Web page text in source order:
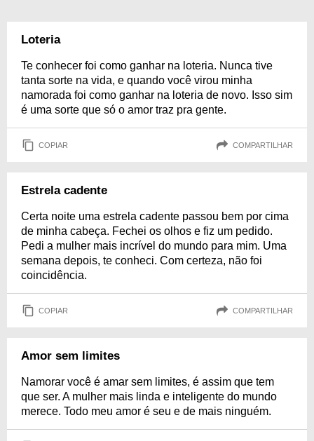
Loteria
Te conhecer foi como ganhar na loteria. Nunca tive
tanta sorte na vida, e quando você virou minha
namorada foi como ganhar na loteria de novo. Isso sim
é uma sorte que só o amor traz pra gente.
COPIAR COMPARTILHAR
Estrela cadente
Certa noite uma estrela cadente passou bem por cima
de minha cabeça. Fechei os olhos e fiz um pedido.
Pedi a mulher mais incrível do mundo para mim. Uma
semana depois, te conheci. Com certeza, não foi
coincidência.
COPIAR COMPARTILHAR
Amor sem limites
Namorar você é amar sem limites, é assim que tem
que ser. A mulher mais linda e inteligente do mundo
merece. Todo meu amor é seu e de mais ninguém.